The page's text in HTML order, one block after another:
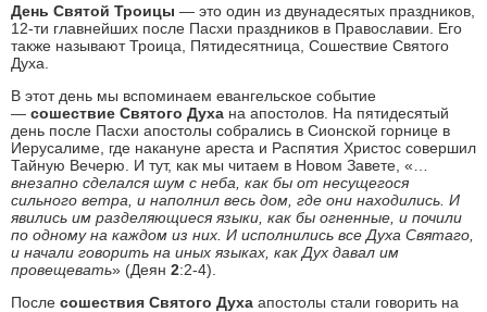
День Святой Троицы — это один из двунадесятых праздников,
12-ти главнейших после Пасхи праздников в Православии. Его
также называют Троица, Пятидесятница, Сошествие Святого
Духа.
В этот день мы вспоминаем евангельское событие
— сошествие Святого Духа на апостолов. На пятидесятый
день после Пасхи апостолы собрались в Сионской горнице в
Иерусалиме, где накануне ареста и Распятия Христос совершил
Тайную Вечерю. И тут, как мы читаем в Новом Завете, «…
внезапно сделался шум с неба, как бы от несущегося
сильного ветра, и наполнил весь дом, где они находились. И
явились им разделяющиеся языки, как бы огненные, и почили
по одному на каждом из них. И исполнились все Духа Святаго,
и начали говорить на иных языках, как Дух давал им
провещевать» (Деян 2:2-4).
После сошествия Святого Духа апостолы стали говорить на